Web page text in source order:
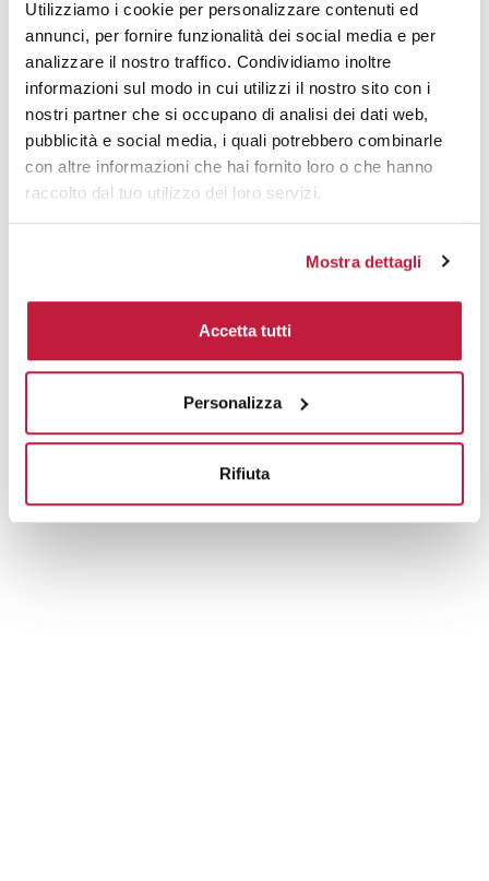
Utilizziamo i cookie per personalizzare contenuti ed
annunci, per fornire funzionalità dei social media e per
analizzare il nostro traffico. Condividiamo inoltre
informazioni sul modo in cui utilizzi il nostro sito con i
nostri partner che si occupano di analisi dei dati web,
pubblicità e social media, i quali potrebbero combinarle
con altre informazioni che hai fornito loro o che hanno
raccolto dal tuo utilizzo dei loro servizi.
Mostra dettagli
Accetta tutti
Personalizza
Rifiuta
Tecniche di stampa
Area di personalizzazione
Domande e risposte
Prodotti alternativi